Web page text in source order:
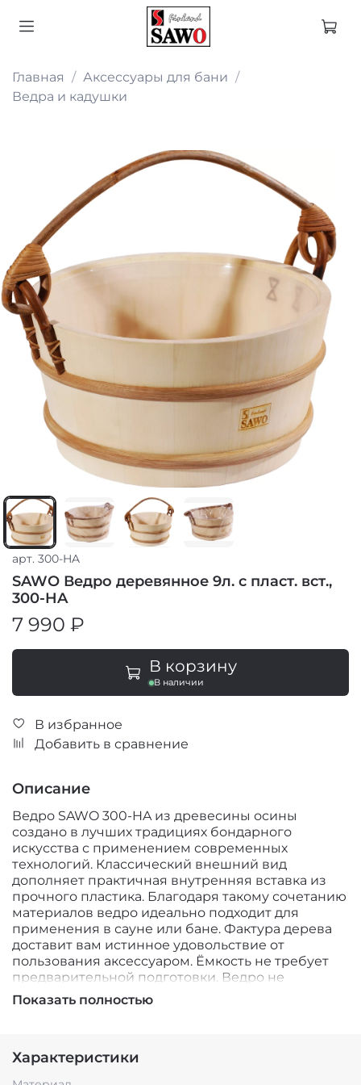
Главная
Аксессуары для бани
Ведра и кадушки
арт. 300-HA
SAWO Ведро деревянное 9л. с пласт. вст.,
300-HA
7 990 ₽
В корзину
В наличии
В избранное
Добавить в сравнение
Описание
Ведро SAWO 300-HA из древесины осины
создано в лучших традициях бондарного
искусства с применением современных
технологий. Классический внешний вид
дополняет практичная внутренняя вставка из
прочного пластика. Благодаря такому сочетанию
материалов ведро идеально подходит для
применения в сауне или бане. Фактура дерева
доставит вам истинное удовольствие от
пользования аксессуаром. Ёмкость не требует
предварительной подготовки. Ведро не
подвержено рассыханию со временем и
рассчитано на длительный период эксплуатации.
запаривании веников и в ряде других целей.
Показать полностью
Характеристики